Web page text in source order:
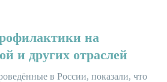
на
и других отраслей
в России, показали, что